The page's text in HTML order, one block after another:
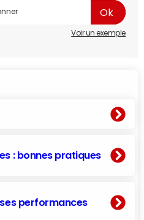
Voir un exemple
: bonnes pratiques
performances